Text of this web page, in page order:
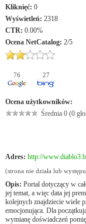
Kliknięć: 0
Wyświetleń: 2318
CTR: 0.00%
Ocena NetCatalog: 2/5
76 27
Ocena użytkowników:
Średnia 0 (0
Adres: http://
(strona nie działa lub
Opis: Portal dotyczący w
jej temat, a więc data jej
kolejnych znajdziecie wiele
emocjonująca. Dla
wymianę doświadczeń